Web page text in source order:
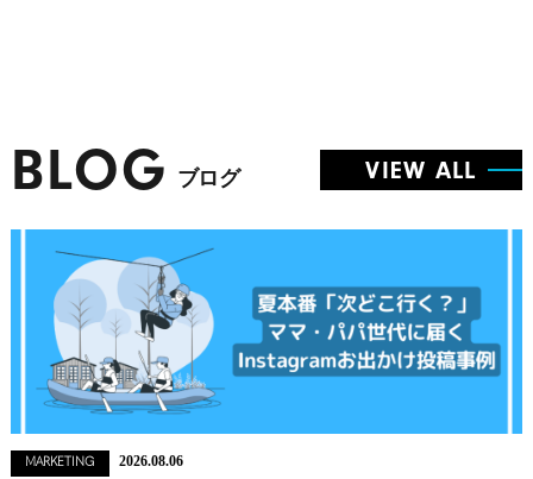
BLOG ブログ VIEW ALL
MARKETING 2026.08.06